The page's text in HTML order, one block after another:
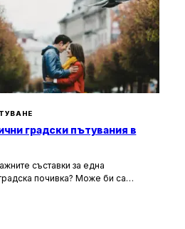
градски пътувания в
съставки за една
почивка? Може би са